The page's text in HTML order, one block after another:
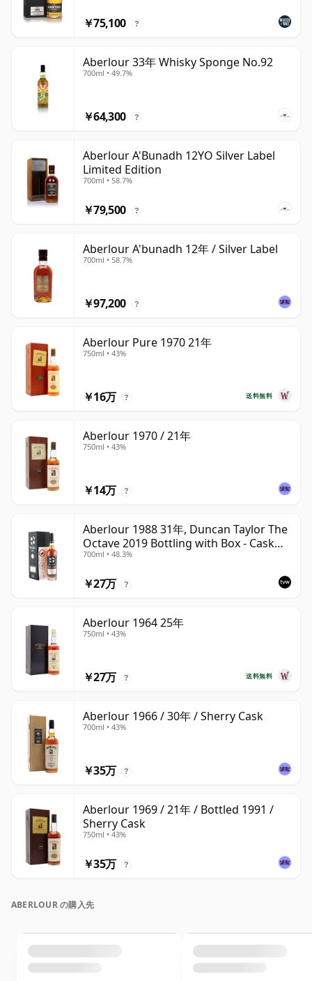
￥75,100 ?
Aberlour 33年 Whisky Sponge No.92
700ml • 49.7%
￥64,300 ?
Aberlour A'Bunadh 12YO Silver Label
Limited Edition
700ml • 58.7%
￥79,500 ?
Aberlour A'bunadh 12年 / Silver Label
700ml • 58.7%
￥97,200 ?
Aberlour Pure 1970 21年
750ml • 43%
送料無料
￥16万 ?
Aberlour 1970 / 21年
750ml • 43%
￥14万 ?
Aberlour 1988 31年, Duncan Taylor The
Octave 2019 Bottling with Box - Cask
3325593
700ml • 48.3%
￥27万 ?
Aberlour 1964 25年
750ml • 43%
送料無料
￥27万 ?
Aberlour 1966 / 30年 / Sherry Cask
700ml • 43%
￥35万 ?
Aberlour 1969 / 21年 / Bottled 1991 /
Sherry Cask
750ml • 43%
￥35万 ?
ABERLOUR の購入先